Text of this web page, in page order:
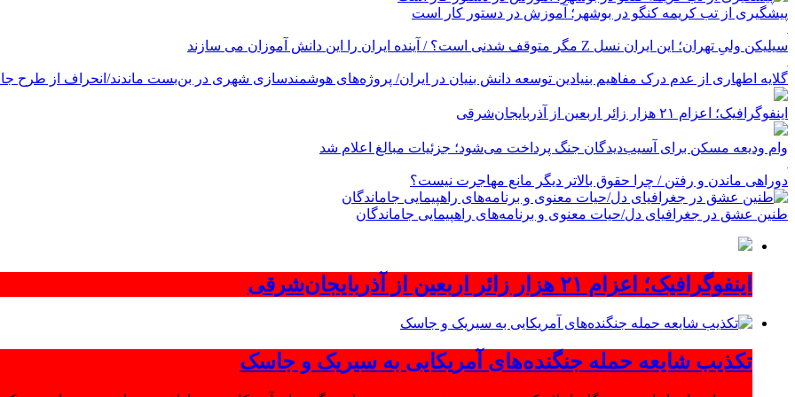
پیشگیری از تب کریمه کنگو در بوشهر؛ آموزش در دستور کار است
سیلیکن ولیِ تهران؛ این ایران نسل Z مگر متوقف شدنی است؟ / آینده ایران را این دانش آموزان می سازند
گلایه اطهاری از عدم درک مفاهیم بنیادین توسعه دانش بنیان در ایران/ پروژه‌های هوشمندسازی شهری در بن‌بست ماندند/انحراف از طرح جامع ۱۳۸۶ به کشور
اینفوگرافیک؛ اعزام ۲۱ هزار زائر اربعین از آذربایجان‌شرقی
وام ودیعه مسکن برای آسیب‌دیدگان جنگ پرداخت می‌شود؛ جزئیات مبالغ اعلام شد
دوراهی ماندن و رفتن / چرا حقوق بالاتر دیگر مانع مهاجرت نیست؟
طنین عشق در جغرافیای دل/حیات معنوی و برنامه‌های راهپیمایی جاماندگان
اینفوگرافیک؛ اعزام ۲۱ هزار زائر اربعین از آذربایجان‌شرقی
تکذیب شایعه حمله جنگنده‌های آمریکایی به سیریک و جاسک